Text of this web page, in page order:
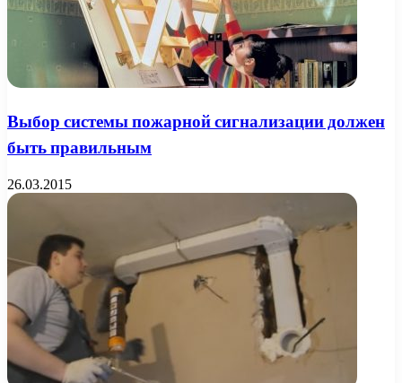
Выбор системы пожарной сигнализации должен
быть правильным
26.03.2015